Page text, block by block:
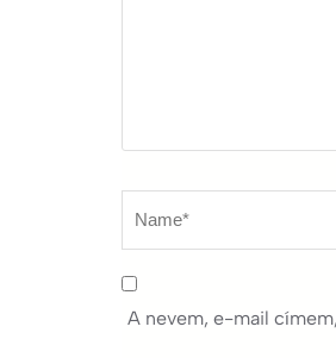
A nevem, e-mail